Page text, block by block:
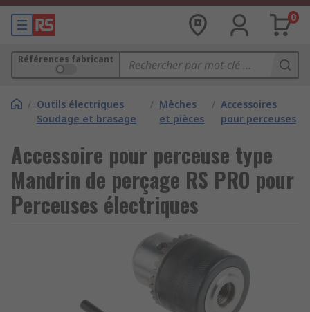
0
Références fabricant
/ Outils électriques
Soudage et brasage
/ Mèches
et pièces
/ Accessoires
pour perceuses
Accessoire pour perceuse type
Mandrin de perçage RS PRO pour
Perceuses électriques